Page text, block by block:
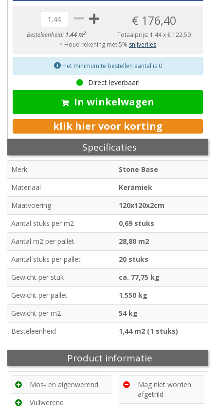
Besteleenheid: 1.44 m2
€ 176,40
Totaalprijs: 1.44x€ 122,50
* Houd rekening met 5% snijverlies
Het minimum te bestellen aantal is 0
Direct leverbaar!
In winkelwagen
klik hier voor korting
Specificaties
Merk
Stone Base
Materiaal
Keramiek
Maatvoering
120x120x2cm
Aantal stuks per m2
0,69 stuks
Aantal m2 per pallet
28,80 m2
Aantal stuks per pallet
20 stuks
Gewicht per stuk
ca. 77,75 kg
Gewicht per pallet
1.550 kg
Gewicht per m2
54 kg
Besteleenheid
1,44 m2 (1 stuks)
Product informatie
Mos- en algenwerend
Vuilwerend
Mag niet worden
afgetrild